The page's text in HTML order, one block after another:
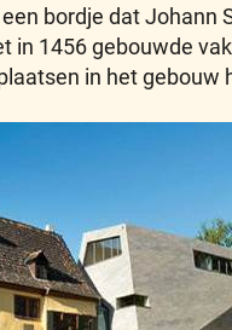
bordje dat
1456 gebouwde
in het gebouw